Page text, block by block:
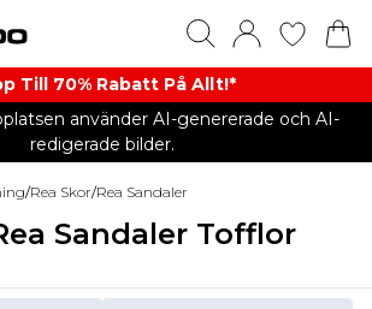
Till 70% Rabatt På Allt!*
använder AI-genererade och AI-
redigerade bilder.
/Rea Skor/Rea Sandaler
Sandaler Tofflor